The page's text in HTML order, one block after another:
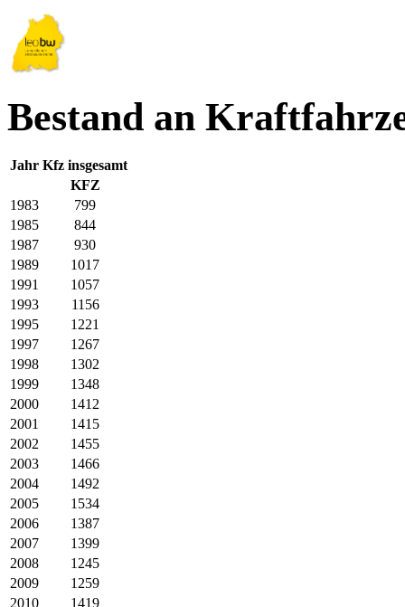
Bestand an
Jahr Kfz insgesamt
KFZ
1983
799
1985
844
1987
930
1989
1017
1991
1057
1993
1156
1995
1221
1997
1267
1998
1302
1999
1348
2000
1412
2001
1415
2002
1455
2003
1466
2004
1492
2005
1534
2006
1387
2007
1399
2008
1245
2009
1259
2010
1419